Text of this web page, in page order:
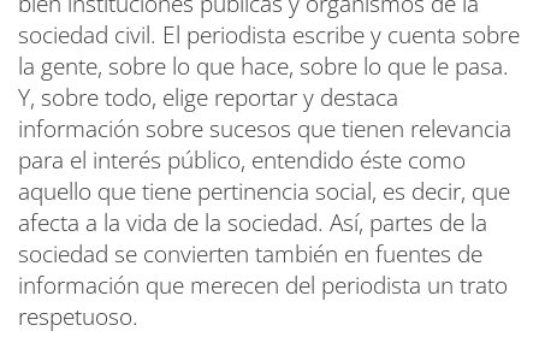
sociedad civil. El periodista escribe y cuenta sobre
la gente, sobre lo que hace, sobre lo que le pasa.
Y, sobre todo, elige reportar y destaca
información sobre sucesos que tienen relevancia
para el interés público, entendido éste como
aquello que tiene pertinencia social, es decir, que
afecta a la vida de la sociedad. Así, partes de la
sociedad se convierten también en fuentes de
información que merecen del periodista un trato
respetuoso.